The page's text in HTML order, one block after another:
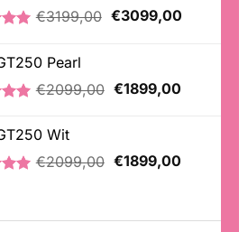
€3199,00 Oorspronkelijke
€3099,00Huidige
Pearl
5
€2099,00 Oorspronkelijke
€1899,00Huidige
Wit
€2099,00 Oorspronkelijke
€1899,00Huidige